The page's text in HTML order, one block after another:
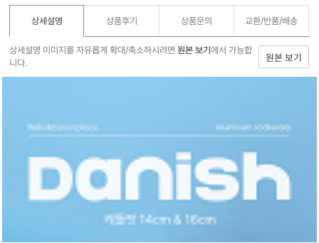
상세설명 상품후기 상품문의 교환/반품/배송
상세설명 이미지를 자유롭게 확대/축소하시려면원본 보기에서 가능합
니다.
원본 보기